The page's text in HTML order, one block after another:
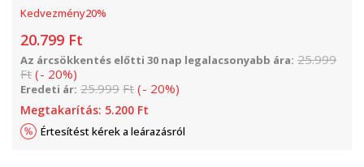
Kedvezmény20%
20.799 Ft
Az árcsökkentés előtti 30 nap legalacsonyabb ára: 25.999
Ft (- 20%)
Eredeti ár: 25.999 Ft (- 20%)
Megtakarítás: 5.200 Ft
Értesítést kérek a leárazásról